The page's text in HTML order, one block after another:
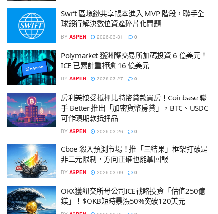
Swift 區塊鏈共享帳本進入 MVP 階段，聯手全
球銀行解決數位資產碎片化問題
BY ASPEN 2026-03-31 0
Polymarket 獲洲際交易所加碼投資 6 億美元！
ICE 已累計重押逾 16 億美元
BY ASPEN 2026-03-27 0
房利美接受抵押比特幣貸款買房！Coinbase 聯
手 Better 推出「加密貨幣房貸」，BTC、USDC
可作頭期款抵押品
BY ASPEN 2026-03-26 0
Cboe 殺入預測市場！推「三結果」框架打破是
非二元限制，方向正確也能拿回報
BY ASPEN 2026-03-09 0
OKX獲紐交所母公司ICE戰略投資「估值250億
鎂」！$OKB短時暴漲50%突破120美元